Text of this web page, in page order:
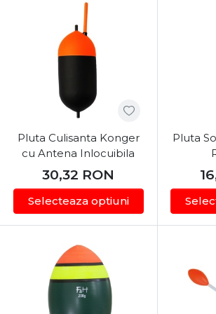
Fisela, potrivește portanța cu
tale și pregătește-te pentru drilul
Pluta Culisanta Konger
cu Antena Inlocuibila
30,32 RON
Selecteaza optiuni
Pluta